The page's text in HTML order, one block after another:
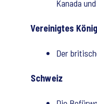
Kanada
Vereinigtes
Der
Schweiz